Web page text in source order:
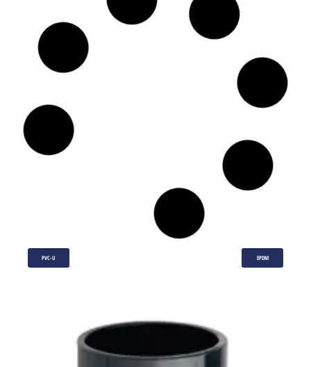
PVC-U EPDM